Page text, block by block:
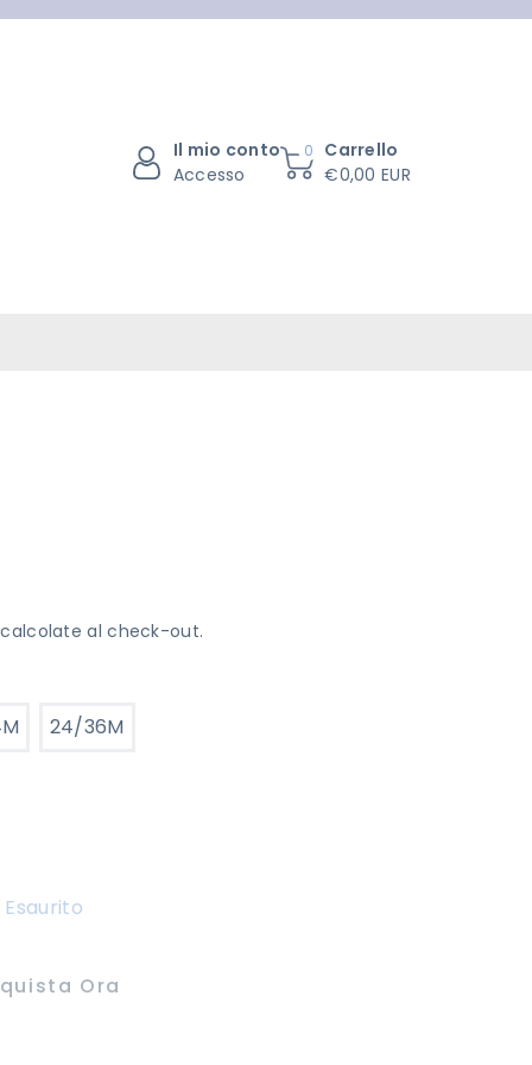
Il mio conto
Accesso
0
Carrello
€0,00 EUR
al check-out.
24/36M
Esaurito
Ora